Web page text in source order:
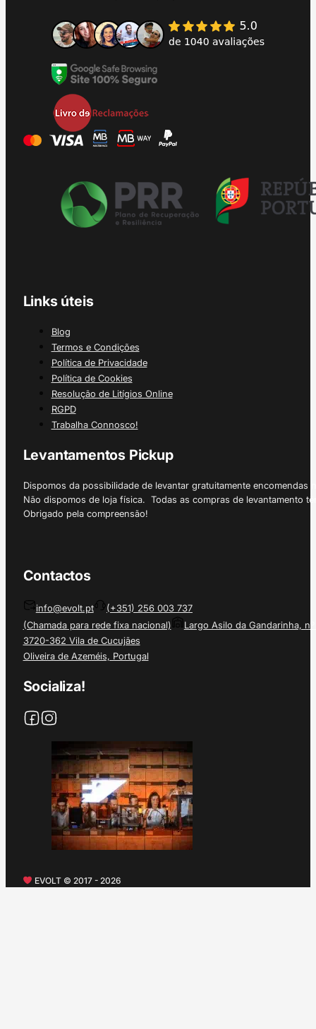
Links úteis
Blog
Termos e Condições
Política de Privacidade
Política de Cookies
Resolução de Litígios Online
RGPD
Trabalha Connosco!
Levantamentos Pickup
Dispomos da possibilidade de levantar gratuitamente
Não dispomos de loja física. Todas as compras de levantamento
Obrigado pela compreensão!
Contactos
info@evolt.pt
(+351) 256 003 737
(Chamada para rede fixa nacional)
Largo Asilo da Gandarinha, nº
3720-362 Vila de Cucujães
Oliveira de Azeméis, Portugal
Socializa!
EVOLT © 2017 - 2026